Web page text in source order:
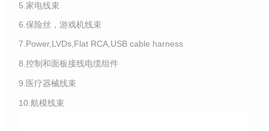
5.家电线束
6.保险丝，游戏机线束
7.Power,LVDs,Flat RCA,USB cable harness
8.控制和面板接线电缆组件
9.医疗器械线束
10.航模线束